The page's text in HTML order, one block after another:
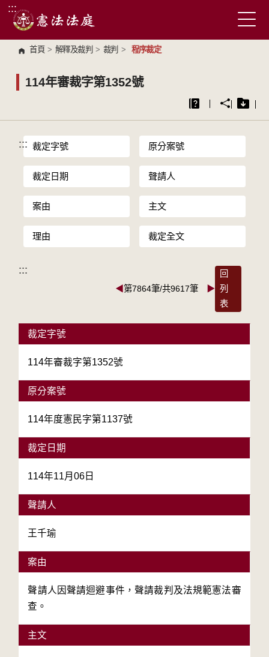
跳到主要內容區塊
:::
首頁 > 解釋及裁判 > 裁判 > 程序裁定
114年審裁字第1352號
::: 裁定字號 原分案號
裁定日期 聲請人
案由 主文
理由 裁定全文
:::
◀第7864筆/共9617筆 ▶
回
列
表
裁定字號
114年審裁字第1352號
原分案號
114年度憲民字第1137號
裁定日期
114年11月06日
聲請人
王千瑜
案由
聲請人因聲請迴避事件，聲請裁判及法規範憲法審
查。
主文